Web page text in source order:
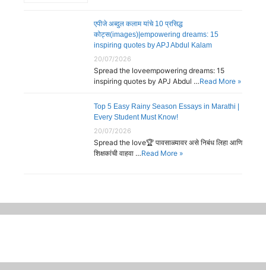
एपीजे अब्दुल कलाम यांचे 10 प्रसिद्ध
कोट्स(images)|empowering dreams: 15
inspiring quotes by APJ Abdul Kalam
20/07/2026
Spread the loveempowering dreams: 15
inspiring quotes by APJ Abdul …Read More »
Top 5 Easy Rainy Season Essays in Marathi |
Every Student Must Know!
20/07/2026
Spread the love🏆 पावसाळ्यावर असे निबंध लिहा आणि
शिक्षकांची वाहवा …Read More »